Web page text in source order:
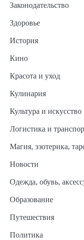
Законодательство
Здоровье
История
Кино
Красота и уход
Кулинария
Культура и искусство
Логистика и
Магия, эзотерика,
Новости
Одежда, обувь,
Образование
Путешествия
Политика